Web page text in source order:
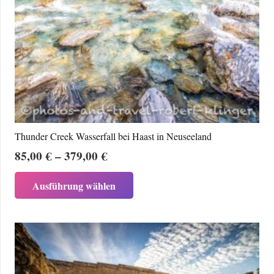
Thunder Creek Wasserfall bei Haast in Neuseeland
85,00€–379,00€Preisspanne:
85,00 €
bis
379,00 €
Ausführung wählen
mehrere
Varianten
auf.